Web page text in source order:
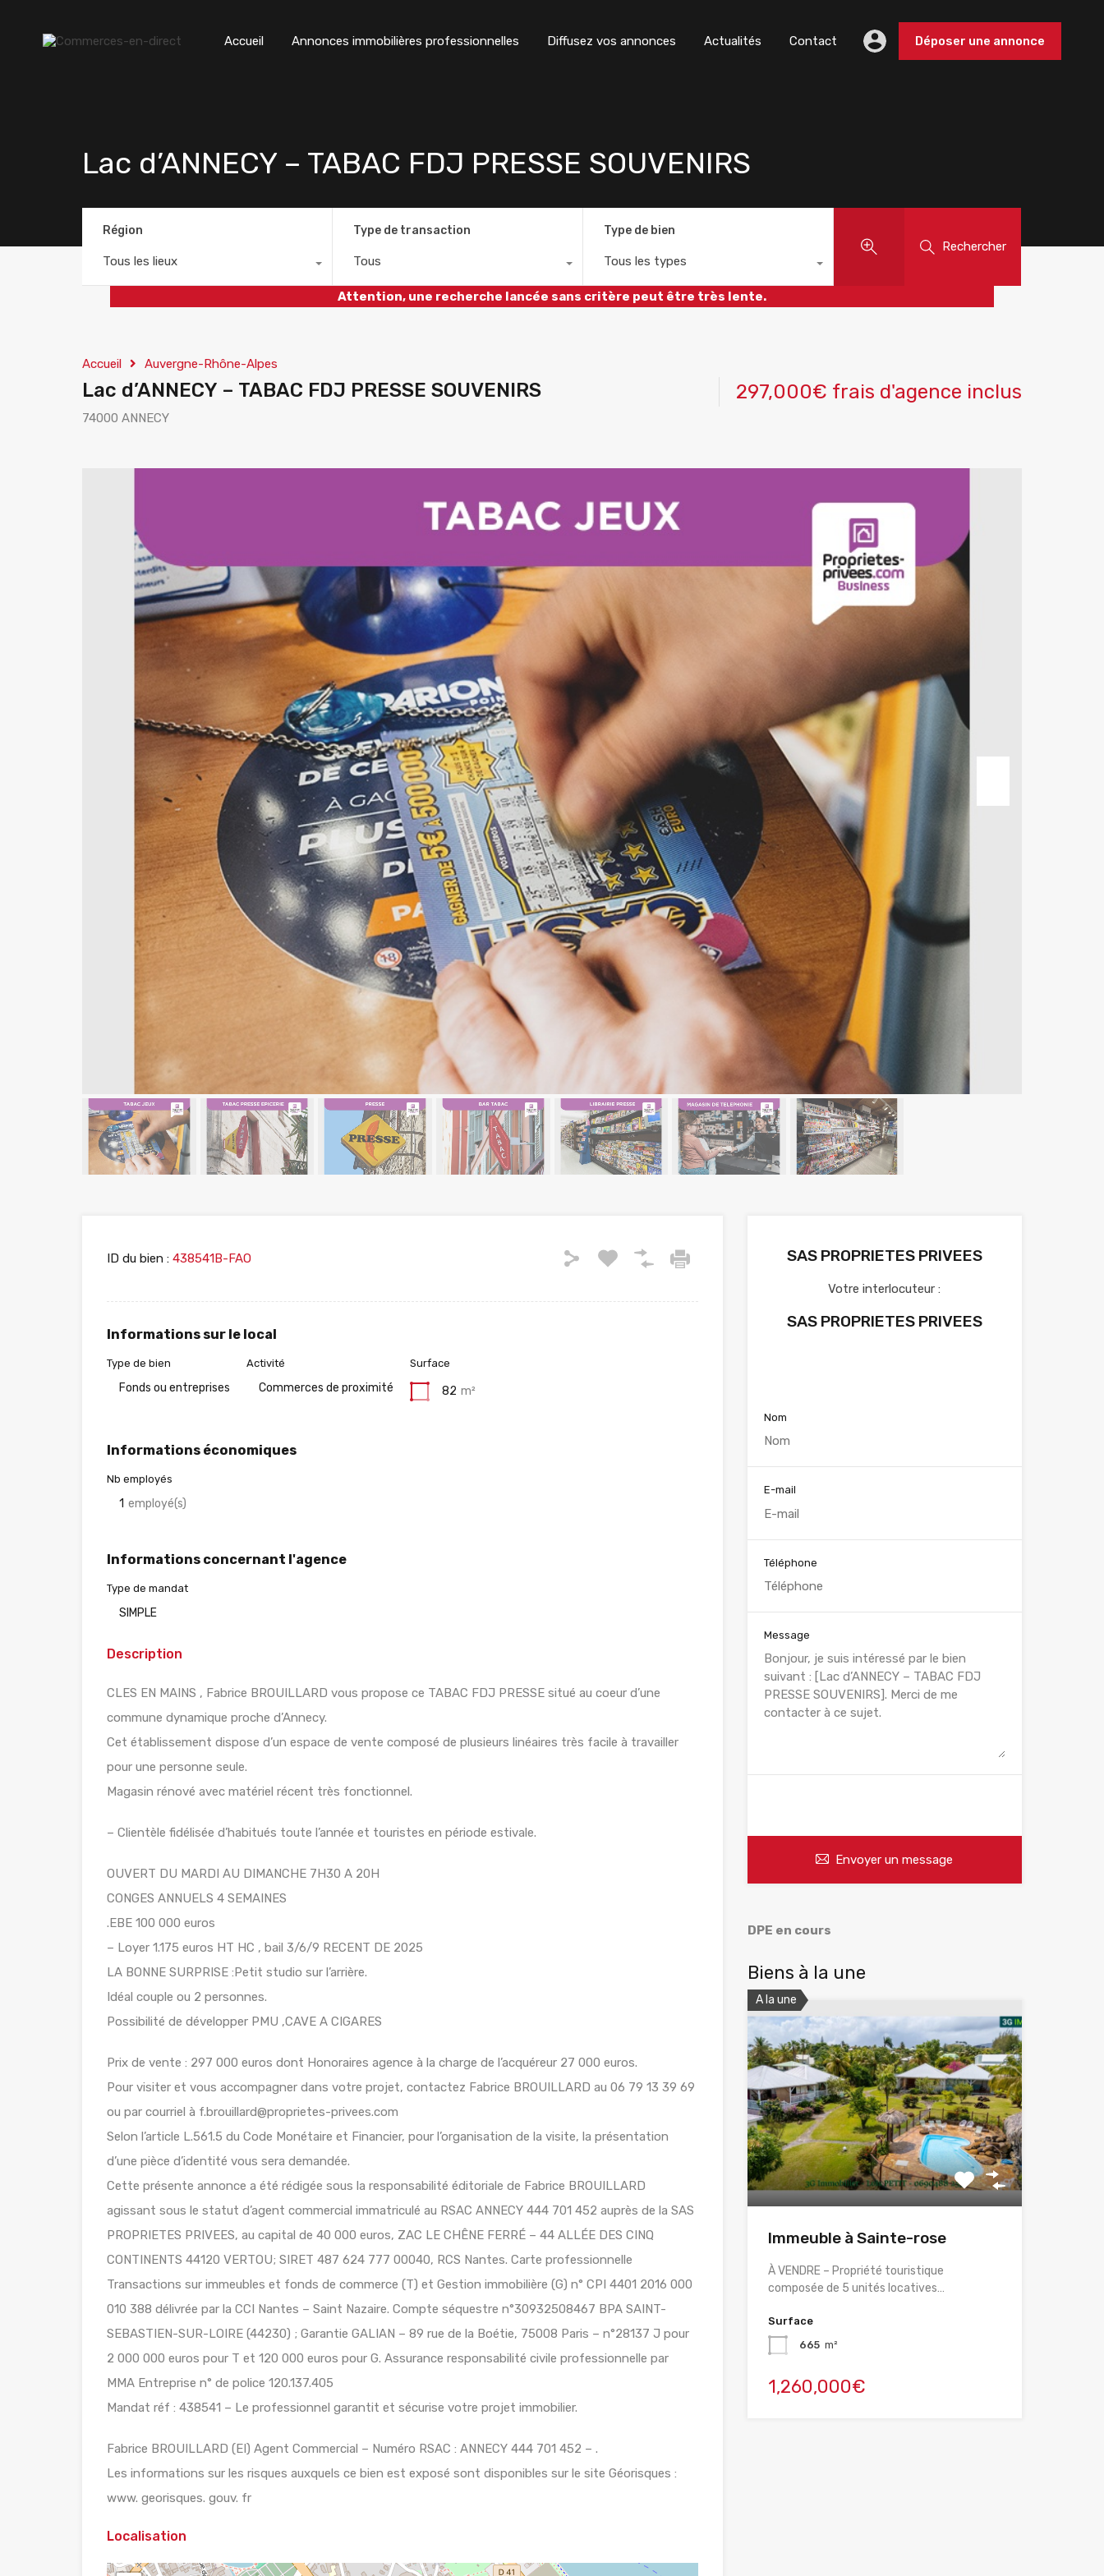
Accueil Annonces immobilières professionnelles Diffusez vos annonces Actualités Contact Déposer une annonce
Lac d’ANNECY – TABAC FDJ PRESSE SOUVENIRS
Région
Tous les lieux
Type de transaction
Tous
Type de bien
Tous les types
Rechercher
Attention, une recherche lancée sans critère peut être très lente.
Accueil Auvergne-Rhône-Alpes
Lac d’ANNECY – TABAC FDJ PRESSE SOUVENIRS
74000 ANNECY
297,000€ frais d'agence inclus
ID du bien : 438541B-FAO
Informations sur le local
Type de bien
Fonds ou entreprises
Activité
Commerces de proximité
Surface
82 m²
Informations économiques
Nb employés
1 employé(s)
Informations concernant l'agence
Type de mandat
SIMPLE
Description
CLES EN MAINS , Fabrice BROUILLARD vous propose ce TABAC FDJ PRESSE situé au coeur d’une
commune dynamique proche d’Annecy.
Cet établissement dispose d’un espace de vente composé de plusieurs linéaires très facile à travailler
pour une personne seule.
Magasin rénové avec matériel récent très fonctionnel.
– Clientèle fidélisée d’habitués toute l’année et touristes en période estivale.
OUVERT DU MARDI AU DIMANCHE 7H30 A 20H
CONGES ANNUELS 4 SEMAINES
.EBE 100 000 euros
– Loyer 1.175 euros HT HC , bail 3/6/9 RECENT DE 2025
LA BONNE SURPRISE :Petit studio sur l’arrière.
Idéal couple ou 2 personnes.
Possibilité de développer PMU ,CAVE A CIGARES
Prix de vente : 297 000 euros dont Honoraires agence à la charge de l’acquéreur 27 000 euros.
Pour visiter et vous accompagner dans votre projet, contactez Fabrice BROUILLARD au 06 79 13 39 69
ou par courriel à f.brouillard@proprietes-privees.com
Selon l’article L.561.5 du Code Monétaire et Financier, pour l’organisation de la visite, la présentation
d’une pièce d’identité vous sera demandée.
Cette présente annonce a été rédigée sous la responsabilité éditoriale de Fabrice BROUILLARD
agissant sous le statut d’agent commercial immatriculé au RSAC ANNECY 444 701 452 auprès de la SAS
PROPRIETES PRIVEES, au capital de 40 000 euros, ZAC LE CHÊNE FERRÉ – 44 ALLÉE DES CINQ
CONTINENTS 44120 VERTOU; SIRET 487 624 777 00040, RCS Nantes. Carte professionnelle
Transactions sur immeubles et fonds de commerce (T) et Gestion immobilière (G) n° CPI 4401 2016 000
010 388 délivrée par la CCI Nantes – Saint Nazaire. Compte séquestre n°30932508467 BPA SAINT-
SEBASTIEN-SUR-LOIRE (44230) ; Garantie GALIAN – 89 rue de la Boétie, 75008 Paris – n°28137 J pour
2 000 000 euros pour T et 120 000 euros pour G. Assurance responsabilité civile professionnelle par
MMA Entreprise n° de police 120.137.405
Mandat réf : 438541 – Le professionnel garantit et sécurise votre projet immobilier.
Fabrice BROUILLARD (EI) Agent Commercial – Numéro RSAC : ANNECY 444 701 452 – .
Les informations sur les risques auxquels ce bien est exposé sont disponibles sur le site Géorisques :
www. georisques. gouv. fr
Localisation
SAS PROPRIETES PRIVEES
Votre interlocuteur :
SAS PROPRIETES PRIVEES
Nom
E-mail
Téléphone
Message
Envoyer un message
DPE en cours
Biens à la une
A la une
Immeuble à Sainte-rose
À VENDRE – Propriété touristique
composée de 5 unités locatives…
Surface
665 m²
1,260,000€